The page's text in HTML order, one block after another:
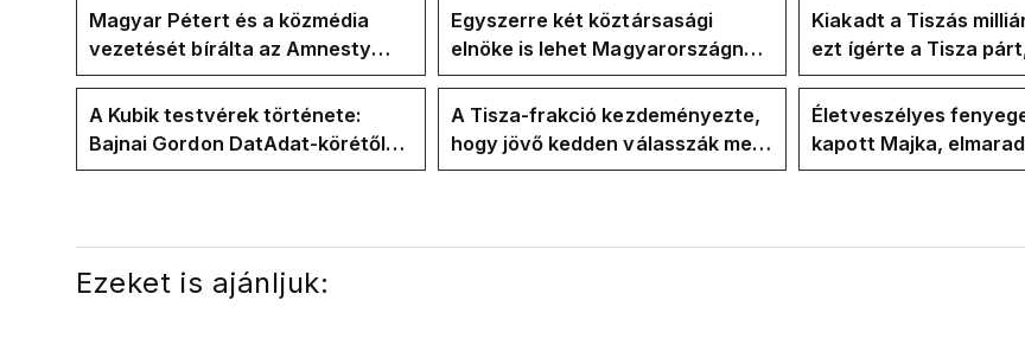
Magyar Pétert és a közmédia
vezetését bírálta az Amnesty
International a Klubrádióban
Egyszerre két köztársasági
elnöke is lehet Magyarországnak
jövő hétre
Kiakadt a Tiszás
ezt ígérte a Tisza
ezt ígérte Magyar
kampányban
A Kubik testvérek története:
Bajnai Gordon DatAdat-körétől
az ECDA-n át Magyar Péter
A Tisza-frakció kezdeményezte,
hogy jövő kedden válasszák meg
az új köztársasági elnököt
Életveszélyes
kapott Majka,
erdélyi koncertje
Ezeket is ajánljuk: